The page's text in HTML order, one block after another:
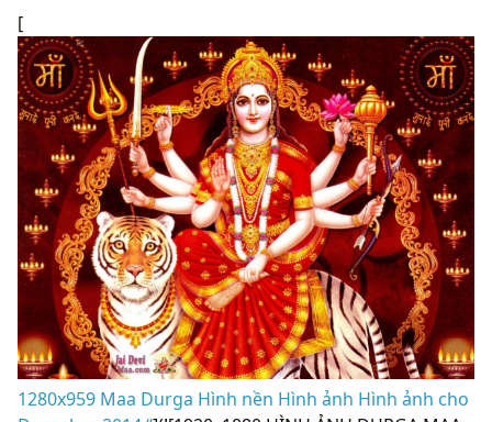
[
1280x959 Maa Durga Hình nền Hình ảnh Hình ảnh cho